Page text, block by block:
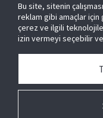
OPENBLUE
AKILLI BİNALAR
HAKKIMIZDA
Bu site, sitenin
reklam gibi amaçlar için
çerez ve ilgili
izin vermeyi seçebilir